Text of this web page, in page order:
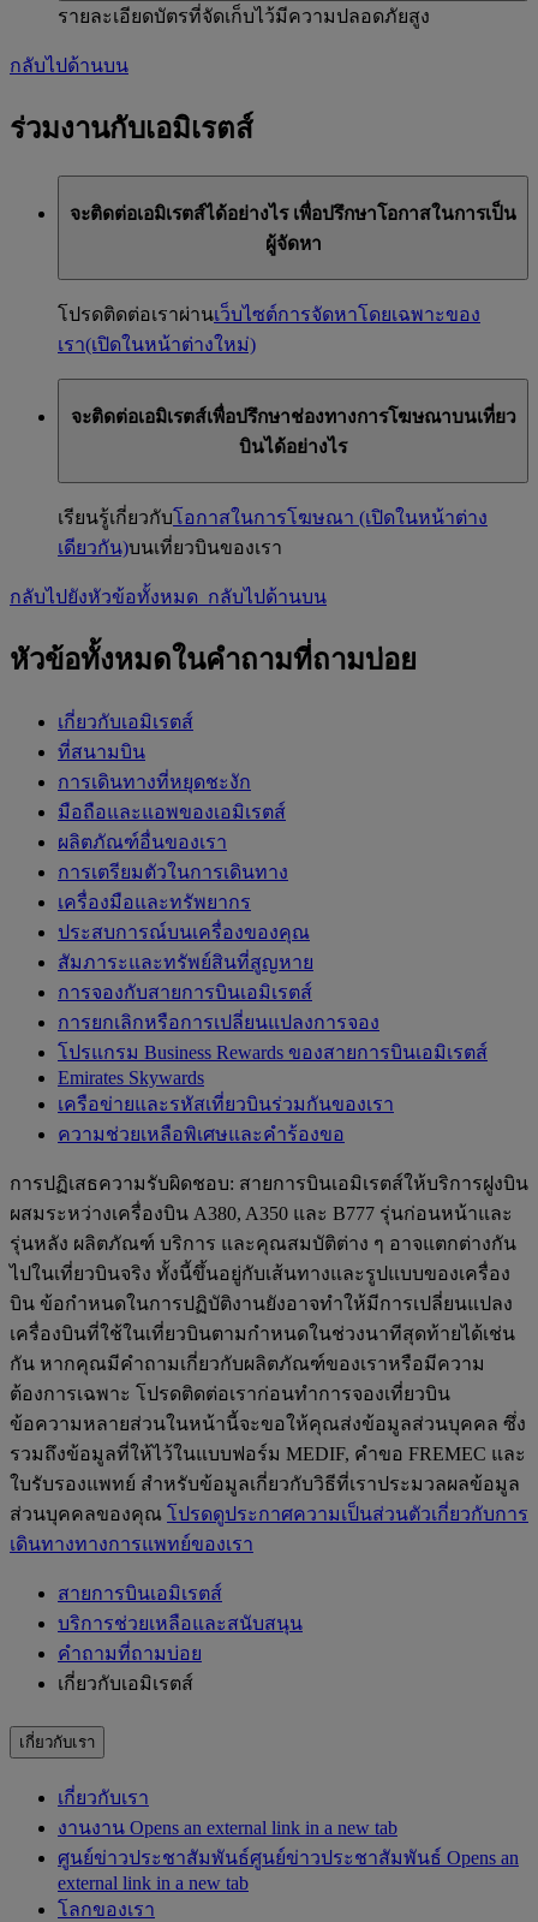
รายละเอียดบัตรที่จัดเก็บไว้มีความปลอดภัยสูง
กลับไปด้านบน
ร่วมงานกับเอมิเรตส์
จะติดต่อเอมิเรตส์ได้อย่างไร เพื่อปรึกษาโอกาสในการเป็น
ผู้จัดหา
โปรดติดต่อเราผ่านเว็บไซต์การจัดหาโดยเฉพาะของ
เรา(เปิดในหน้าต่างใหม่)
จะติดต่อเอมิเรตส์เพื่อปรึกษาช่องทางการโฆษณาบนเที่ยว
บินได้อย่างไร
เรียนรู้เกี่ยวกับโอกาสในการโฆษณา (เปิดในหน้าต่าง
เดียวกัน)บนเที่ยวบินของเรา
กลับไปยังหัวข้อทั้งหมด กลับไปด้านบน
หัวข้อทั้งหมดในคำถามที่ถามบ่อย
เกี่ยวกับเอมิเรตส์
ที่สนามบิน
การเดินทางที่หยุดชะงัก
มือถือและแอพของเอมิเรตส์
ผลิตภัณฑ์อื่นของเรา
การเตรียมตัวในการเดินทาง
เครื่องมือและทรัพยากร
ประสบการณ์บนเครื่องของคุณ
สัมภาระและทรัพย์สินที่สูญหาย
การจองกับสายการบินเอมิเรตส์
การยกเลิกหรือการเปลี่ยนแปลงการจอง
โปรแกรม Business Rewards ของสายการบินเอมิเรตส์
Emirates Skywards
เครือข่ายและรหัสเที่ยวบินร่วมกันของเรา
ความช่วยเหลือพิเศษและคำร้องขอ
การปฏิเสธความรับผิดชอบ: สายการบินเอมิเรตส์ให้บริการฝูงบิน
ผสมระหว่างเครื่องบิน A380, A350 และ B777 รุ่นก่อนหน้าและ
รุ่นหลัง ผลิตภัณฑ์ บริการ และคุณสมบัติต่าง ๆ อาจแตกต่างกัน
ไปในเที่ยวบินจริง ทั้งนี้ขึ้นอยู่กับเส้นทางและรูปแบบของเครื่อง
บิน ข้อกำหนดในการปฏิบัติงานยังอาจทำให้มีการเปลี่ยนแปลง
เครื่องบินที่ใช้ในเที่ยวบินตามกำหนดในช่วงนาทีสุดท้ายได้เช่น
กัน หากคุณมีคำถามเกี่ยวกับผลิตภัณฑ์ของเราหรือมีความ
ต้องการเฉพาะ โปรดติดต่อเราก่อนทำการจองเที่ยวบิน
ข้อความหลายส่วนในหน้านี้จะขอให้คุณส่งข้อมูลส่วนบุคคล ซึ่ง
รวมถึงข้อมูลที่ให้ไว้ในแบบฟอร์ม MEDIF, คำขอ FREMEC และ
ใบรับรองแพทย์ สำหรับข้อมูลเกี่ยวกับวิธีที่เราประมวลผลข้อมูล
ส่วนบุคคลของคุณ โปรดดูประกาศความเป็นส่วนตัวเกี่ยวกับการ
เดินทางทางการแพทย์ของเรา
สายการบินเอมิเรตส์
บริการช่วยเหลือและสนับสนุน
คำถามที่ถามบ่อย
เกี่ยวกับเอมิเรตส์
เกี่ยวกับเรา
เกี่ยวกับเรา
งานงาน Opens an external link in a new tab
ศูนย์ข่าวประชาสัมพันธ์ศูนย์ข่าวประชาสัมพันธ์ Opens an
external link in a new tab
โลกของเรา